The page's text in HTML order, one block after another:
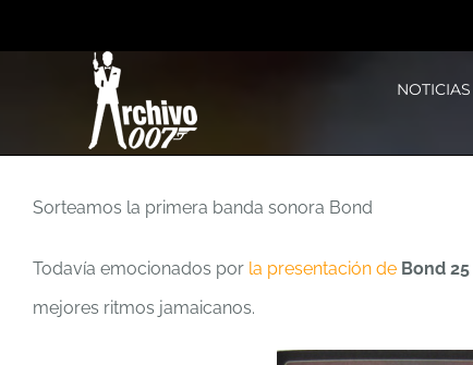
al
NOTICIAS
Sorteamos la primera banda sonora Bond
Todavía emocionados por la presentación de Bond 25
mejores ritmos jamaicanos.